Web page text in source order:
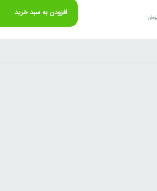
افزودن به سبد خرید